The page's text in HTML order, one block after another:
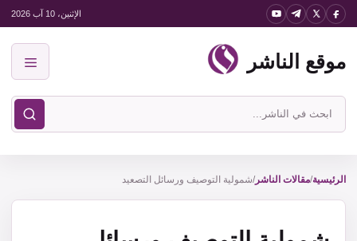
انتقل
المحتوى
الإثنين، 10 آب 2026
موقع الناشر
ابحث
في
الناشر
الرئيسية/مقالات الناشر/شمولية التوصيف ورسائل التصعيد